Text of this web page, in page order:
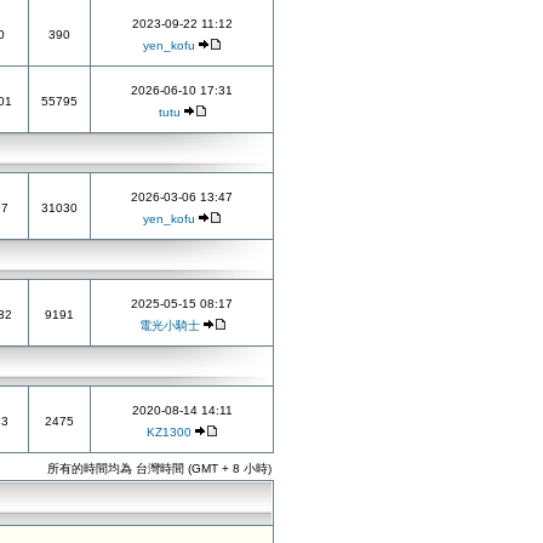
390
2023-09-22 11:12
yen_kofu
55795
2026-06-10 17:31
tutu
31030
2026-03-06 13:47
yen_kofu
9191
2025-05-15 08:17
電光小騎士
2475
2020-08-14 14:11
KZ1300
所有的時間均為 台灣時間 (GMT + 8 小時)